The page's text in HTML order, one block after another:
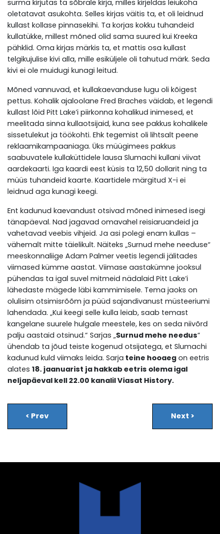
surma kirjutas ta sõbrale kirja, milles kirjeldas leiukoha
oletatavat asukohta. Selles kirjas väitis ta, et oli leidnud
kullast kollase pinnasekihi. Ta korjas kokku tuhandeid
kullatükke, millest mõned olid sama suured kui Kreeka
pähklid. Oma kirjas märkis ta, et mattis osa kullast
telgikujulise kivi alla, mille esiküljele oli tahutud märk. Seda
kivi ei ole muidugi kunagi leitud.
Mõned vannuvad, et kullakaevanduse lugu oli kõigest
pettus. Kohalik ajaloolane Fred Braches väidab, et legendi
kullast lõid Pitt Lake’i piirkonna kohalikud inimesed, et
meelitada sinna kullaotsijaid, kuna see pakkus kohalikele
sissetulekut ja töökohti. Ehk tegemist oli lihtsalt peene
reklaamikampaaniaga. Üks müügimees pakkus
saabuvatele kullaküttidele lausa Slumachi kullani viivat
aardekaarti. Iga kaardi eest küsis ta 12,50 dollarit ning ta
müüs tuhandeid kaarte. Kaartidele märgitud X-i ei
leidnud aga kunagi keegi.
Ent kadunud kaevandust otsivad mõned inimesed isegi
tänapäeval. Nad jagavad omavahel reisiaruandeid ja
vahetavad veebis vihjeid. Ja asi polegi enam kullas –
vähemalt mitte täielikult. Näiteks „Surnud mehe needuse“
meeskonnaliige Adam Palmer veetis legendi jälitades
viimased kümme aastat. Viimase aastakümne jooksul
pühendas ta igal suvel mitmeid nädalaid Pitt Lake’i
lähedaste mägede läbi kammimisele. Tema jaoks on
olulisim otsimisrõõm ja püüd sajandivanust müsteeriumi
lahendada. „Kui keegi selle kulla leiab, saab temast
kangelane suurele hulgale meestele, kes on seda niivõrd
palju aastaid otsinud.“ Sarjas „Surnud mehe needus“
ühendab ta jõud teiste kogenud otsijatega, et Slumachi
kadunud kuld viimaks leida. Sarja teine hooaeg on eetris
alates 18. jaanuarist ja hakkab eetris olema igal
neljapäeval kell 22.00 kanalil Viasat History.
< Prev Next >